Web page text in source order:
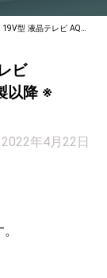
アクオス SHARP 2012年製以降 ※中古※
ビ
以降 ※
2022年4月22日